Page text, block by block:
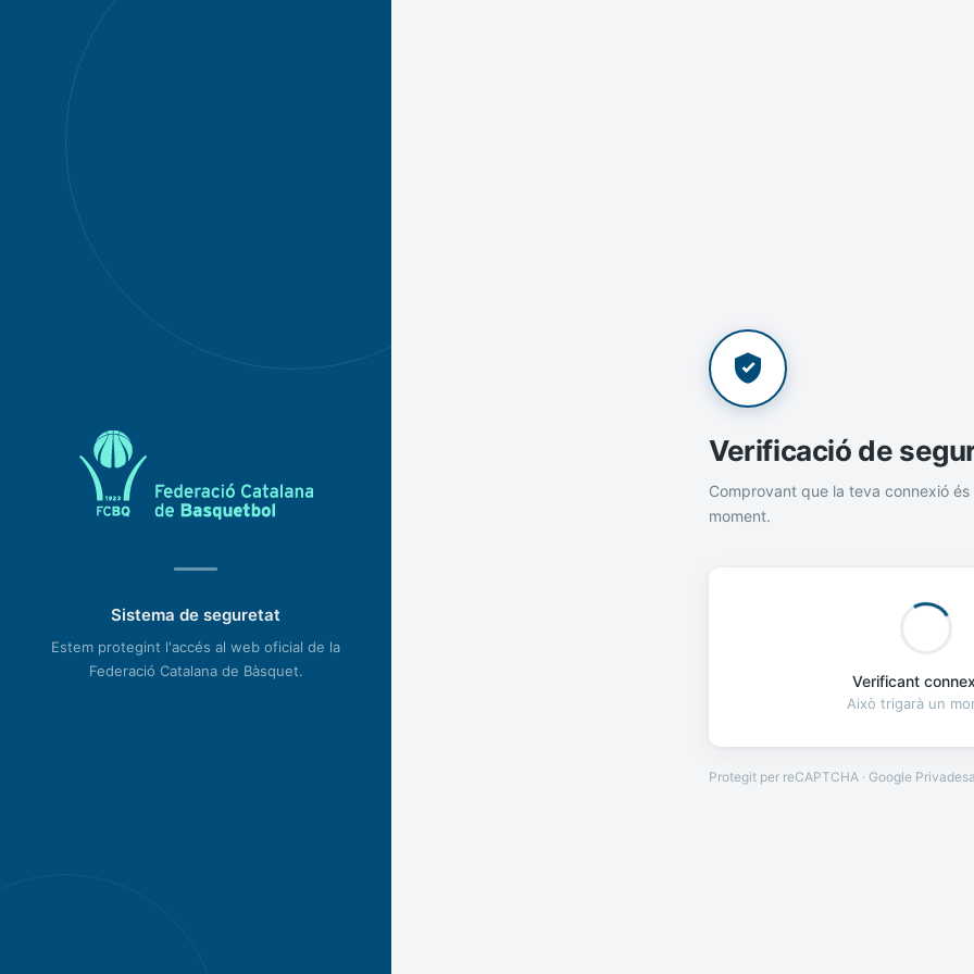
Sistema de seguretat
Estem protegint l'accés al web oficial de la
Federació Catalana de Bàsquet.
Verificació de
Comprovant que la teva connexió és
moment.
Verificant
Això trigarà un
Protegit per reCAPTCHA · Google Privadesa